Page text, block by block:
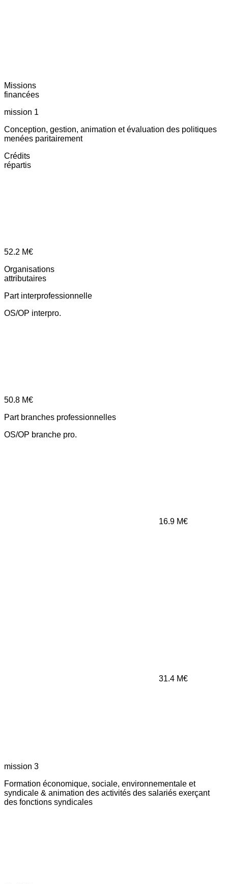
Missions
financées
mission 1
Conception, gestion, animation et évaluation des politiques
menées paritairement
Crédits
répartis
52.2 M€
Organisations
attributaires
Part interprofessionnelle
OS/OP interpro.
50.8 M€
Part branches professionnelles
OS/OP branche pro.
16.9 M€
31.4 M€
mission 3
Formation économique, sociale, environnementale et
syndicale & animation des activités des salariés exerçant
des fonctions syndicales